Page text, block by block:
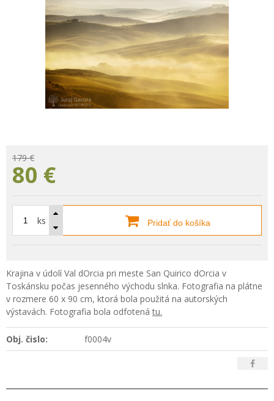
179 €
80 €
ks Pridať do košíka
Krajina v údolí Val dOrcia pri meste San Quirico dOrcia v
Toskánsku počas jesenného východu slnka. Fotografia na plátne
v rozmere 60 x 90 cm, ktorá bola použitá na autorských
výstavách. Fotografia bola odfotenátu.
Obj. čislo: f0004v